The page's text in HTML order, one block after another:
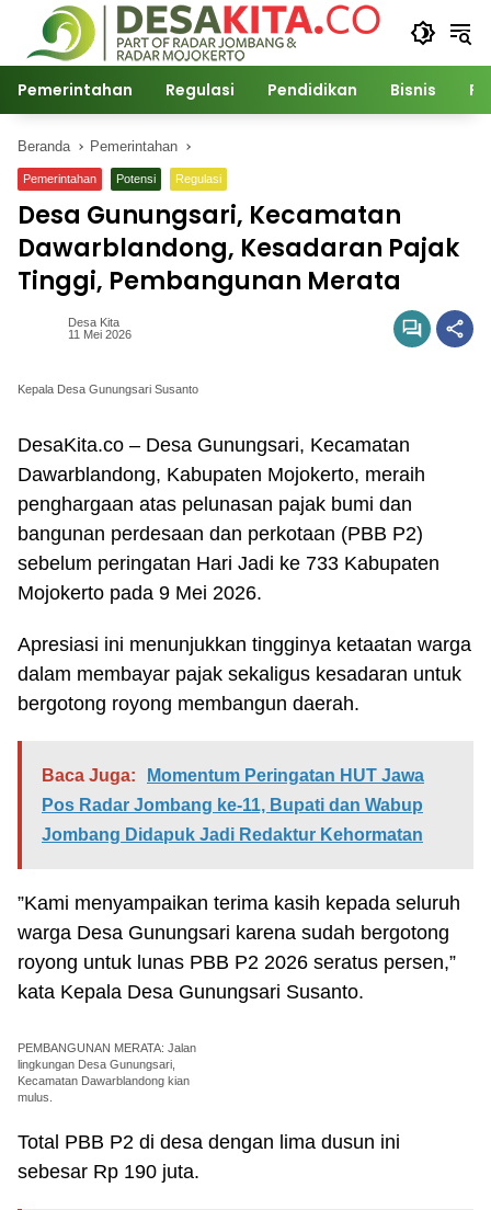
Langsung
konten
Pemerintahan Regulasi Pendidikan Bisnis
Beranda Pemerintahan
Pemerintahan Potensi Regulasi
Desa Gunungsari, Kecamatan
Dawarblandong, Kesadaran Pajak
Tinggi, Pembangunan Merata
Desa Kita
11 Mei 2026
Kepala Desa Gunungsari Susanto
DesaKita.co – Desa Gunungsari, Kecamatan
Dawarblandong, Kabupaten Mojokerto, meraih
penghargaan atas pelunasan pajak bumi dan
bangunan perdesaan dan perkotaan (PBB P2)
sebelum peringatan Hari Jadi ke 733 Kabupaten
Mojokerto pada 9 Mei 2026.
Apresiasi ini menunjukkan tingginya ketaatan warga
dalam membayar pajak sekaligus kesadaran untuk
bergotong royong membangun daerah.
Baca Juga:
Momentum Peringatan HUT Jawa
Pos Radar Jombang ke-11, Bupati dan Wabup
Jombang Didapuk Jadi Redaktur Kehormatan
”Kami menyampaikan terima kasih kepada seluruh
warga Desa Gunungsari karena sudah bergotong
royong untuk lunas PBB P2 2026 seratus persen,”
kata Kepala Desa Gunungsari Susanto.
PEMBANGUNAN MERATA: Jalan
lingkungan Desa Gunungsari,
Kecamatan Dawarblandong kian
mulus.
Total PBB P2 di desa dengan lima dusun ini
sebesar Rp 190 juta.